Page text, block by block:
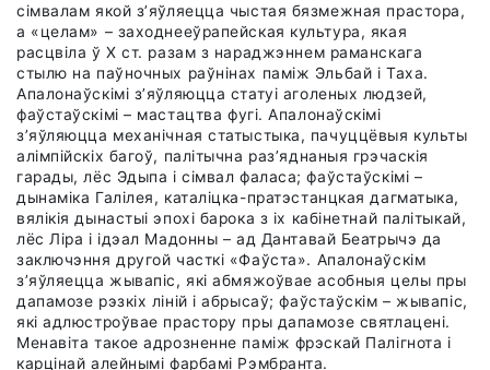
сімвалам якой з’яўляецца чыстая бязмежная прастора,
а «целам» – заходнееўрапейская культура, якая
расцвіла ў Х ст. разам з нараджэннем раманскага
стылю на паўночных раўнінах паміж Эльбай і Таха.
Апалонаўскімі з’яўляюцца статуі аголеных людзей,
фаўстаўскімі – мастацтва фугі. Апалонаўскімі
з’яўляюцца механічная статыстыка, пачуццёвыя культы
алімпійскіх багоў, палітычна раз’яднаныя грэчаскія
гарады, лёс Эдыпа і сімвал фаласа; фаўстаўскімі –
дынаміка Галілея, каталіцка-пратэстанцкая дагматыка,
вялікія дынастыі эпохі барока з іх кабінетнай палітыкай,
лёс Ліра і ідэал Мадонны – ад Дантавай Беатрычэ да
заключэння другой часткі «Фаўста». Апалонаўскім
з’яўляецца жывапіс, які абмяжоўвае асобныя целы пры
дапамозе рэзкіх ліній і абрысаў; фаўстаўскім – жывапіс,
які адлюстроўвае прастору пры дапамозе святлацені.
Менавіта такое адрозненне паміж фрэскай Палігнота і
карцінай алейнымі фарбамі Рэмбранта.